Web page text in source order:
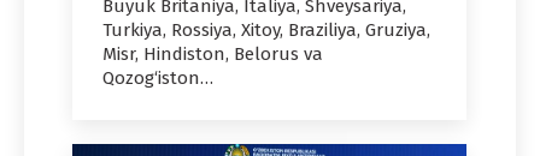
Buyuk Britaniya, Italiya, Shveysariya,
Turkiya, Rossiya, Xitoy, Braziliya, Gruziya,
Misr, Hindiston, Belorus va
Qozog‘iston…